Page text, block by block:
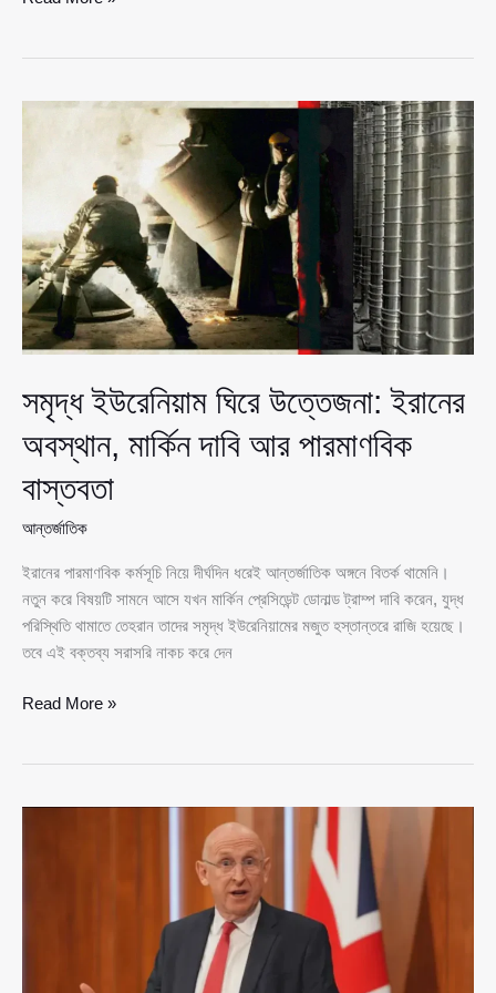
শীর্ষে,
লড়াই
সমৃদ্ধ ইউরেনিয়াম ঘিরে উত্তেজনা: ইরানের
অবস্থান, মার্কিন দাবি আর পারমাণবিক
বাস্তবতা
আন্তর্জাতিক
ইরানের পারমাণবিক কর্মসূচি নিয়ে দীর্ঘদিন ধরেই আন্তর্জাতিক অঙ্গনে বিতর্ক থামেনি।
নতুন করে বিষয়টি সামনে আসে যখন মার্কিন প্রেসিডেন্ট ডোনাল্ড ট্রাম্প দাবি করেন, যুদ্ধ
পরিস্থিতি থামাতে তেহরান তাদের সমৃদ্ধ ইউরেনিয়ামের মজুত হস্তান্তরে রাজি হয়েছে।
তবে এই বক্তব্য সরাসরি নাকচ করে দেন
সমৃদ্ধ
ইরানের
Read More »